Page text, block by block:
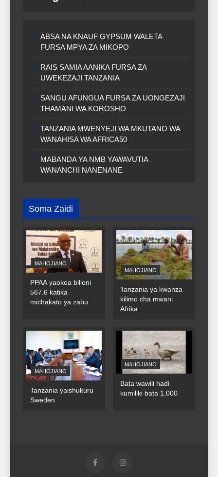
ABSA NA KNAUF GYPSUM WALETA
FURSA MPYA ZA MIKOPO
RAIS SAMIA AANIKA FURSA ZA
UWEKEZAJI TANZANIA
SANGU AFUNGUA FURSA ZA UONGEZAJI
THAMANI WA KOROSHO
TANZANIA MWENYEJI WA MKUTANO WA
WANAHISA WA AFRICA50
MABANDA YA NMB YAWAVUTIA
WANANCHI NANENANE
Soma Zaidi
MAHOJIANO
PPAA yaokoa bilioni
567.6 katika
michakato ya zabuni
MAHOJIANO
Tanzania ya kwanza
kilimo cha mwani
Afrika
MAHOJIANO
Tanzania yaishukuru
Sweden
MAHOJIANO
Bata wawili hadi
kumiliki bata 1,000